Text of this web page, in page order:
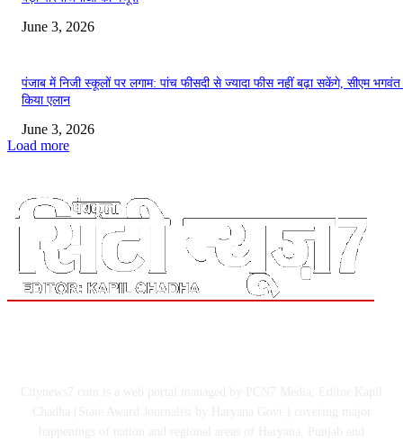
June 3, 2026
पंजाब में निजी स्कूलों पर लगाम: पांच फीसदी से ज्यादा फीस नहीं बढ़ा सकेंगे, सीएम भगवंत
किया एलान
June 3, 2026
Load more